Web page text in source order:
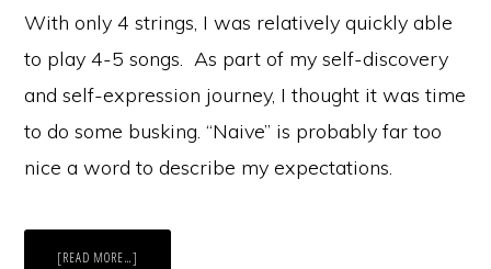
With only 4 strings, I was relatively quickly able
to play 4-5 songs. As part of my self-discovery
and self-expression journey, I thought it was time
to do some busking. “Naive” is probably far too
nice a word to describe my expectations.
[READ MORE…]